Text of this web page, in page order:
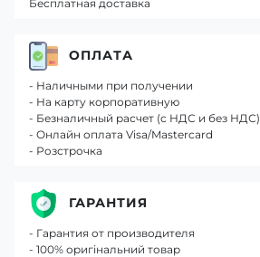
Бесплатная доставка
ОПЛАТА
- Наличными при получении
- На карту корпоративную
- Безналичный расчет (с НДС и без НДС)
- Онлайн оплата Visa/Mastercard
- Розстрочка
ГАРАНТИЯ
- Гарантия от производителя
- 100% оригінальний товар